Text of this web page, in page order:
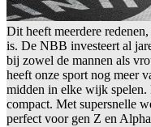
Dit heeft meerdere
is. De NBB investeert al
bij zowel de mannen als
heeft onze sport nog meer
midden in elke wijk spelen.
compact. Met supersnelle
perfect voor gen Z en